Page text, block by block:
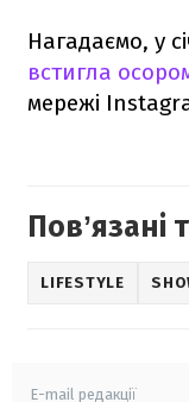
Нагадаємо, у
встигла
мережі
Повʼязані
LIFESTYLE
E-mail редакції